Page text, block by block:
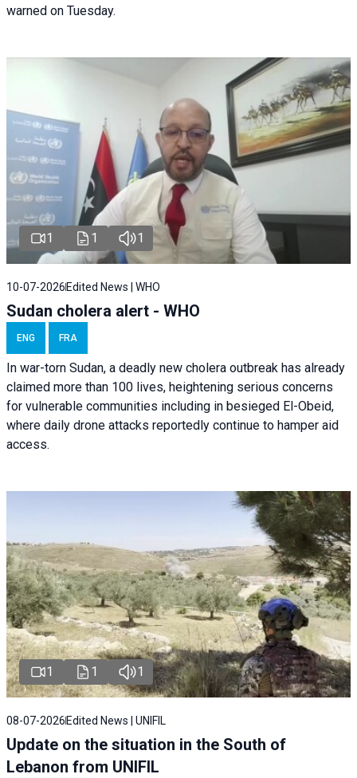
warned on Tuesday.
1 1 1
10-07-2026 Edited News | WHO
Sudan cholera alert - WHO
ENG FRA
In war-torn Sudan, a deadly new cholera outbreak has already
claimed more than 100 lives, heightening serious concerns
for vulnerable communities including in besieged El-Obeid,
where daily drone attacks reportedly continue to hamper aid
access.
1 1 1
08-07-2026 Edited News | UNIFIL
Update on the situation in the South of
Lebanon from UNIFIL